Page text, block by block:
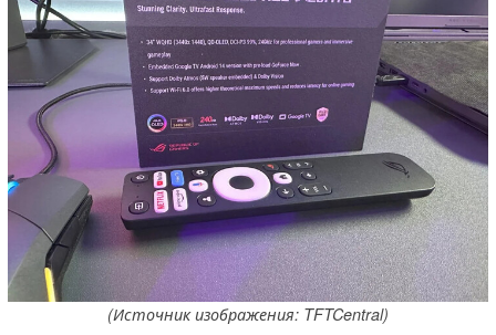
(Источник изображения: TFTCentral)